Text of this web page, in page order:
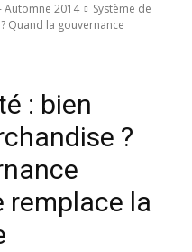
Automne 2014
Système de
Quand la gouvernance
: bien
?
remplace la